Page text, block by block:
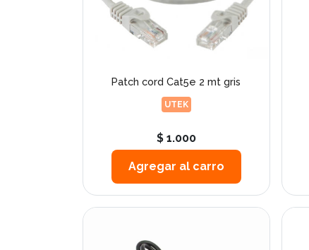
Patch cord Cat5e 2 mt gris
UTEK
$ 1.000
Agregar al carro